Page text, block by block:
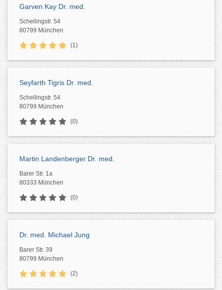
Garven Kay Dr. med.
Schellingstr. 54
80799 München
(1)
Seyfarth Tigris Dr. med.
Schellingstr. 54
80799 München
(0)
Martin Landenberger Dr. med.
Barer Str. 1a
80333 München
(0)
Dr. med. Michael Jung
Barer Str. 39
80799 München
(2)